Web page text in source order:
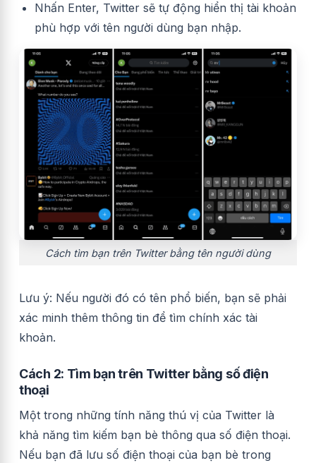
Nhấn Enter, Twitter sẽ tự động hiển thị tài khoản
phù hợp với tên người dùng bạn nhập.
Cách tìm bạn trên Twitter bằng tên người dùng
Lưu ý: Nếu người đó có tên phổ biến, bạn sẽ phải
xác minh thêm thông tin để tìm chính xác tài
khoản.
Cách 2: Tìm bạn trên Twitter bằng số điện
thoại
Một trong những tính năng thú vị của Twitter là
khả năng tìm kiếm bạn bè thông qua số điện thoại.
Nếu bạn đã lưu số điện thoại của bạn bè trong